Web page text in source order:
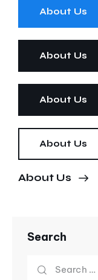
About Us
About Us
About Us
About Us
About Us
Search